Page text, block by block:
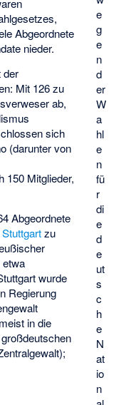
e
g
e
n
d
er
W
a
hl
e
n
fü
r
di
e
d
e
ut
s
c
h
e
N
at
io
n
Abgeordnete
nieder.
der
Mit 126 zu
ab,
sich
(darunter von
150 Mitglieder,
Abgeordnete
Stuttgartzu
etwa
wurde
Regierung
in die